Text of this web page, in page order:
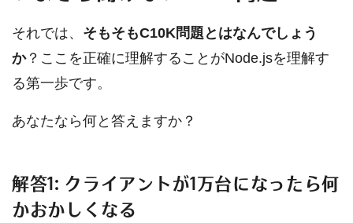
それでは、 そもそもC10K問題とはなんでしょう
か？ここを正確に理解することがNode.jsを理解す
る第一歩です。
あなたなら何と答えますか？
解答1: クライアントが1万台になったら何
かおかしくなる